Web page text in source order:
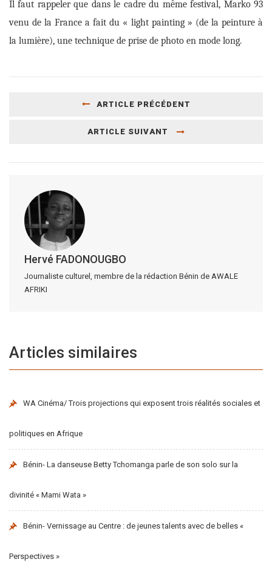
Il faut rappeler que dans le cadre du même festival, Marko 93
venu de la France a fait du « light painting » (de la peinture à
la lumière), une technique de prise de photo en mode long.
ARTICLE PRÉCÉDENT
ARTICLE SUIVANT
Hervé FADONOUGBO
Journaliste culturel, membre de la rédaction Bénin de AWALE
AFRIKI
Articles similaires
WA Cinéma/ Trois projections qui exposent trois réalités sociales et
politiques en Afrique
Bénin- La danseuse Betty Tchomanga parle de son solo sur la
divinité « Mami Wata »
Bénin- Vernissage au Centre : de jeunes talents avec de belles «
Perspectives »